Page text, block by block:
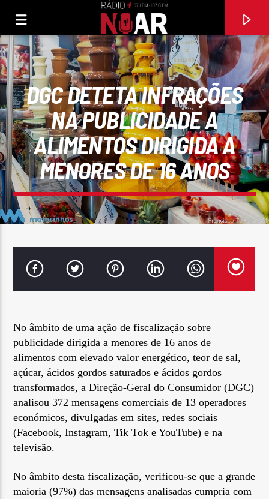
FAIXA ATUAL
ÉS DEMAIS
SANTAMARIA
Rádio No ar
DGC DETETA INFRAÇÕES
NA PUBLICIDADE A
ALIMENTOS DIRIGIDA A
MENORES DE 16 ANOS
No âmbito de uma ação de fiscalização sobre
publicidade dirigida a menores de 16 anos de
alimentos com elevado valor energético, teor de sal,
açúcar, ácidos gordos saturados e ácidos gordos
transformados, a Direção-Geral do Consumidor (DGC)
analisou 372 mensagens comerciais de 13 operadores
económicos, divulgadas em sites, redes sociais
(Facebook, Instagram, Tik Tok e YouTube) e na
televisão.
No âmbito desta fiscalização, verificou-se que a grande
maioria (97%) das mensagens analisadas cumpria com